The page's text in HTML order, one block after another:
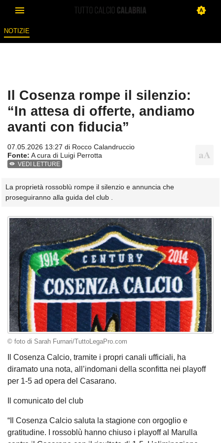
NOTIZIE
Il Cosenza rompe il silenzio:
“In attesa di offerte, andiamo
avanti con fiducia”
07.05.2026 13:27 di Rocco Calandruccio
Fonte: A cura di Luigi Perrotta
VEDI LETTURE
La proprietà rossoblù rompe il silenzio e annuncia che
proseguiranno alla guida del club .
© foto di Sarah Furnari/TuttoLegaPro.com
Il Cosenza Calcio, tramite i propri canali ufficiali, ha
diramato una nota, all’indomani della sconfitta nei playoff
per 1-5 ad opera del Casarano.
Il comunicato del club
“Il Cosenza Calcio saluta la stagione con orgoglio e
gratitudine. I rossoblù hanno chiuso i playoff al Marulla